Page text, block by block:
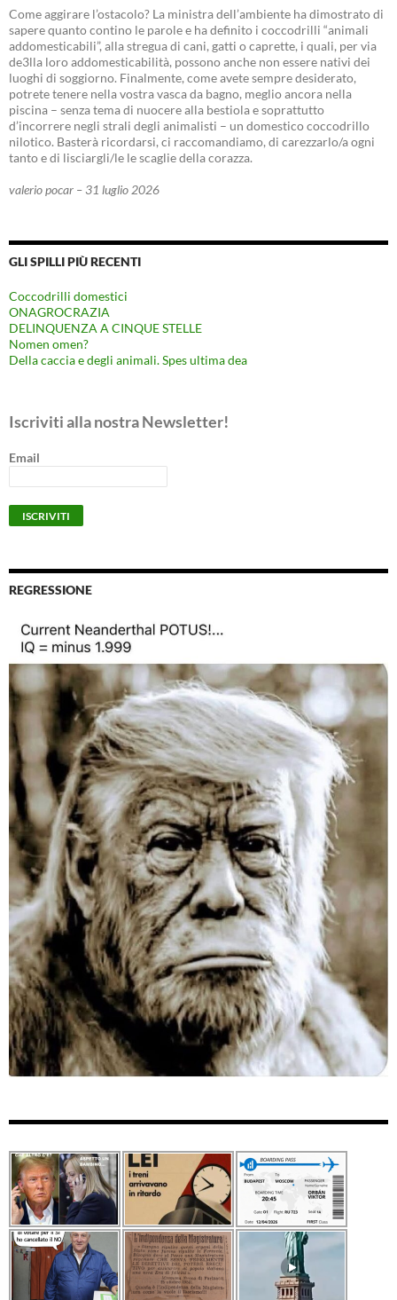
Come aggirare l’ostacolo? La ministra dell’ambiente ha dimostrato di
sapere quanto contino le parole e ha definito i coccodrilli “animali
addomesticabili”, alla stregua di cani, gatti o caprette, i quali, per via
de3lla loro addomesticabilità, possono anche non essere nativi dei
luoghi di soggiorno. Finalmente, come avete sempre desiderato,
potrete tenere nella vostra vasca da bagno, meglio ancora nella
piscina – senza tema di nuocere alla bestiola e soprattutto
d’incorrere negli strali degli animalisti – un domestico coccodrillo
nilotico. Basterà ricordarsi, ci raccomandiamo, di carezzarlo/a ogni
tanto e di lisciargli/le le scaglie della corazza.
valerio pocar – 31 luglio 2026
GLI SPILLI PIÙ RECENTI
Coccodrilli domestici
ONAGROCRAZIA
DELINQUENZA A CINQUE STELLE
Nomen omen?
Della caccia e degli animali. Spes ultima dea
Iscriviti alla nostra Newsletter!
Email
REGRESSIONE